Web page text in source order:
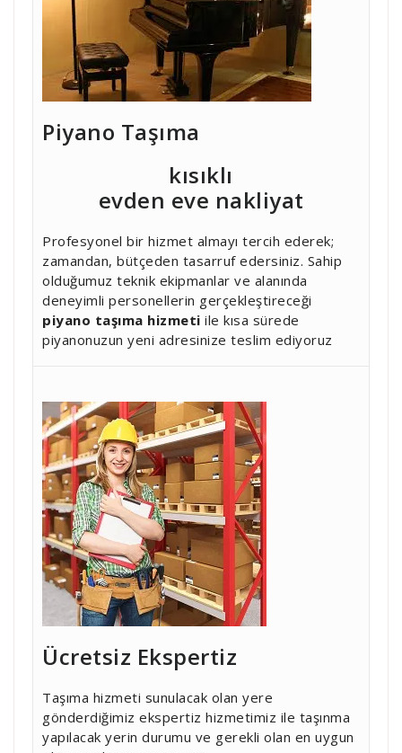
Piyano Taşıma
kısıklı
evden eve nakliyat
Profesyonel bir hizmet almayı tercih ederek;
zamandan, bütçeden tasarruf edersiniz. Sahip
olduğumuz teknik ekipmanlar ve alanında
deneyimli personellerin gerçekleştireceği
piyano taşıma hizmeti ile kısa sürede
piyanonuzun yeni adresinize teslim ediyoruz
Ücretsiz Ekspertiz
Taşıma hizmeti sunulacak olan yere
gönderdiğimiz ekspertiz hizmetimiz ile taşınma
yapılacak yerin durumu ve gerekli olan en uygun